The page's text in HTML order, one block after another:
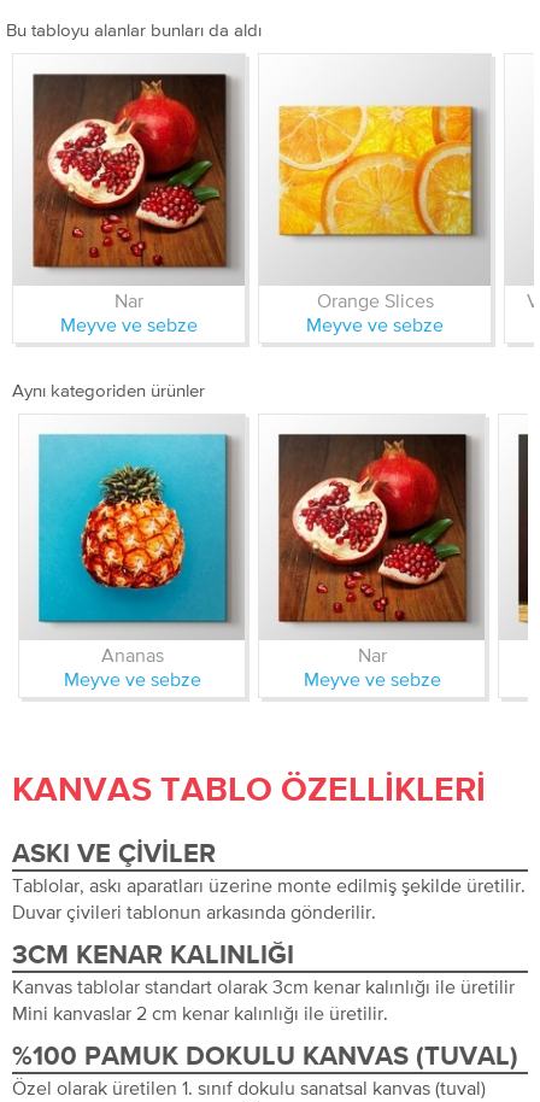
Bu tabloyu alanlar bunları da aldı
Nar
Meyve ve sebze
Orange Slices
Meyve ve sebze
Aynı kategoriden ürünler
Ananas
Meyve ve sebze
Nar
Meyve ve sebze
KANVAS TABLO ÖZELLIKLERI
ASKI VE ÇIVILER
Tablolar, askı aparatları üzerine monte edilmiş şekilde üretilir.
Duvar çivileri tablonun arkasında gönderilir.
3CM KENAR KALINLIĞI
Kanvas tablolar standart olarak 3cm kenar kalınlığı ile üretilir
Mini kanvaslar 2 cm kenar kalınlığı ile üretilir.
%100 PAMUK DOKULU KANVAS (TUVAL)
Özel olarak üretilen 1. sınıf dokulu sanatsal kanvas (tuval)